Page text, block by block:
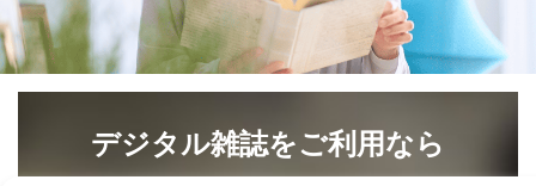
場合
③国の機関又は地方公共団体が法令の定める事務を遂行
することに対して協力する必要がある場合であって、利
用目的を本人に通知し、又は公表することによって当該
開示対象個人情報については、保有個人データの本人ま
デジタル雑誌をご利用なら